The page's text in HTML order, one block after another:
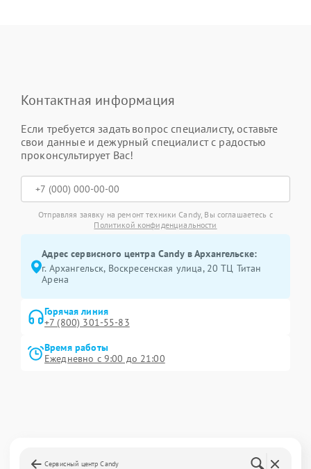
Контактная информация
Если требуется задать вопрос специалисту, оставьте
свои данные и дежурный специалист с радостью
проконсультирует Вас!
Отправляя заявку на ремонт техники Candy, Вы соглашаетесь с
Политикой конфиденциальности
Адрес сервисного центра Candy в Архангельске:
г. Архангельск, Воскресенская улица, 20 ТЦ Титан
Арена
Горячая линия
+7 (800) 301-55-83
Время работы
Ежедневно с 9:00 до 21:00
Сервисный центр Candy